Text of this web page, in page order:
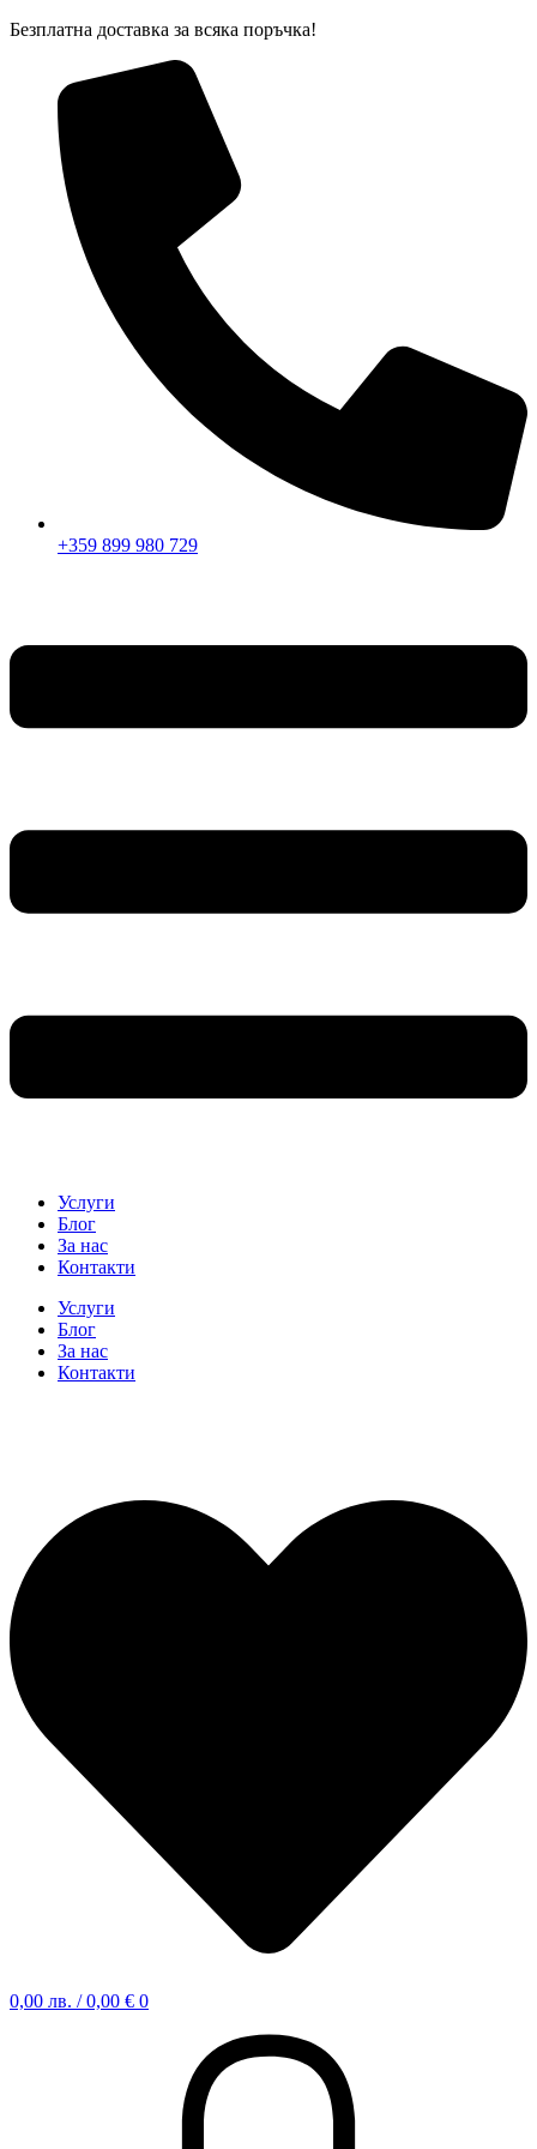
Skip
Безплатна доставка за всяка поръчка!
+359 899 980 729
Услуги
Блог
За нас
Контакти
Услуги
Блог
За нас
Контакти
0,00 лв. / 0,00 € 0